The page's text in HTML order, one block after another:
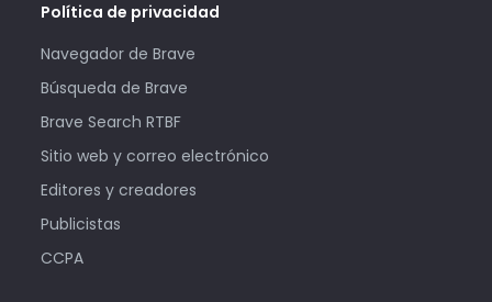
Política de privacidad
Navegador de Brave
Búsqueda de Brave
Brave Search RTBF
Sitio web y correo electrónico
Editores y creadores
Publicistas
CCPA